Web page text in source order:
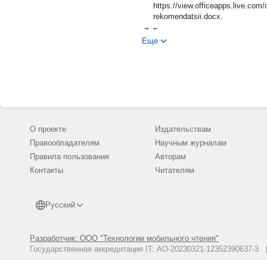
https://
rekomendatsii.docx.
Базовые и дополнительные
http://www.minstroyrf.ru/upload/
Guide for city leaders
Guide-for-city-leaders-
Smart cities - Guide to the role
https://shop.bsigroup.com/
Еще
О проекте
Правообладателям
Правила пользования
Контакты
Русский
Разработчик: ООО "Технологии мобильного чтения"
Государственная аккредитация IT: АО-20230321-
Издательствам
Научным журналам
Авторам
Читателям